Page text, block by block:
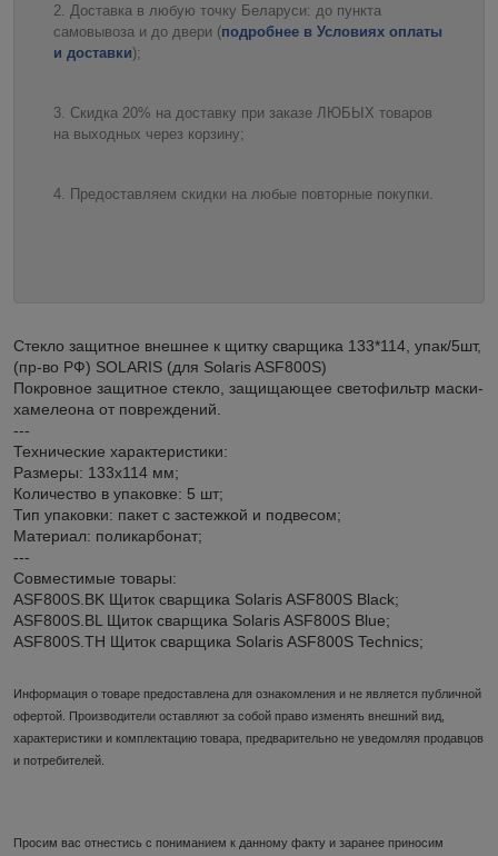
Доставка в любую точку Беларуси: до пункта
самовывоза и до двери (подробнее в Условиях оплаты
и доставки);
Скидка 20% на доставку при заказе ЛЮБЫХ товаров
на выходных через корзину;
Предоставляем скидки на любые повторные покупки.
Стекло защитное внешнее к щитку сварщика 133*114, упак/5шт,
(пр-во РФ) SOLARIS (для Solaris ASF800S)
Покровное защитное стекло, защищающее светофильтр маски-
хамелеона от повреждений.
---
Технические характеристики:
Размеры: 133х114 мм;
Количество в упаковке: 5 шт;
Тип упаковки: пакет с застежкой и подвесом;
Материал: поликарбонат;
---
Совместимые товары:
ASF800S.BK Щиток сварщика Solaris ASF800S Black;
ASF800S.BL Щиток сварщика Solaris ASF800S Blue;
ASF800S.TH Щиток сварщика Solaris ASF800S Technics;
Информация о товаре предоставлена для ознакомления и не является публичной
офертой. Производители оставляют за собой право изменять внешний вид,
характеристики и комплектацию товара, предварительно не уведомляя продавцов
и потребителей.
Просим вас отнестись с пониманием к данному факту и заранее приносим